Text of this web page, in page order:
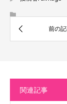
関連記事